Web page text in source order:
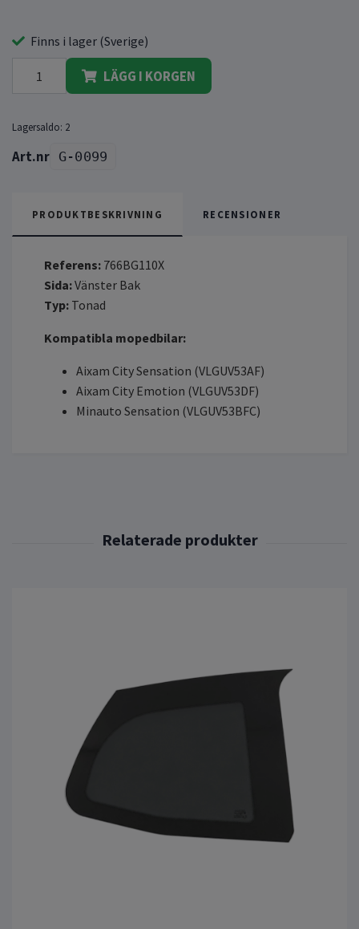
Finns i lager (Sverige)
LÄGG I KORGEN
Lagersaldo: 2
G-0099
PRODUKTBESKRIVNING RECENSIONER
Referens: 766BG110X
Sida:Vänster Bak
Typ: Tonad
Kompatibla mopedbilar:
Aixam City Sensation (VLGUV53AF)
Aixam City Emotion (VLGUV53DF)
Minauto Sensation (VLGUV53BFC)